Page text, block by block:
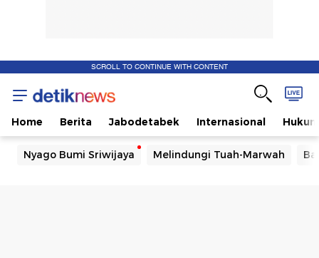
SCROLL TO CONTINUE WITH CONTENT
Home Berita Jabodetabek Internasional Hukum
Nyago Bumi Sriwijaya Melindungi Tuah-Marwah